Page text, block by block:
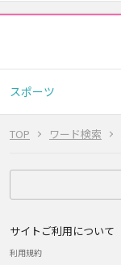
TOP ワード検索
スポーツ
サイトご利用について
利用規約